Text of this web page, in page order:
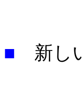
■ 新し